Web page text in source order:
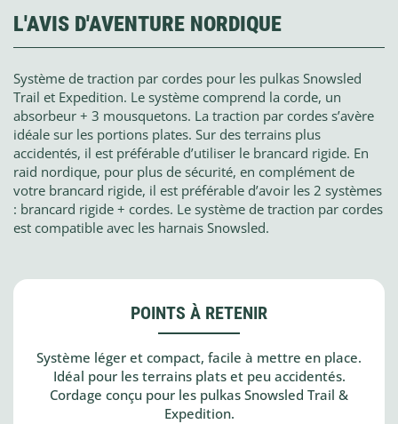
L'AVIS D'AVENTURE NORDIQUE
Système de traction par cordes pour les pulkas Snowsled
Trail et Expedition. Le système comprend la corde, un
absorbeur + 3 mousquetons. La traction par cordes s’avère
idéale sur les portions plates. Sur des terrains plus
accidentés, il est préférable d’utiliser le brancard rigide. En
raid nordique, pour plus de sécurité, en complément de
votre brancard rigide, il est préférable d’avoir les 2 systèmes
: brancard rigide + cordes. Le système de traction par cordes
est compatible avec les harnais Snowsled.
POINTS À RETENIR
Système léger et compact, facile à mettre en place.
Idéal pour les terrains plats et peu accidentés.
Cordage conçu pour les pulkas Snowsled Trail &
Expedition.